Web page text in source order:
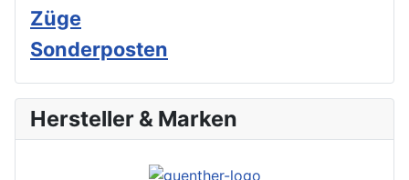
Züge
Sonderposten
Hersteller & Marken